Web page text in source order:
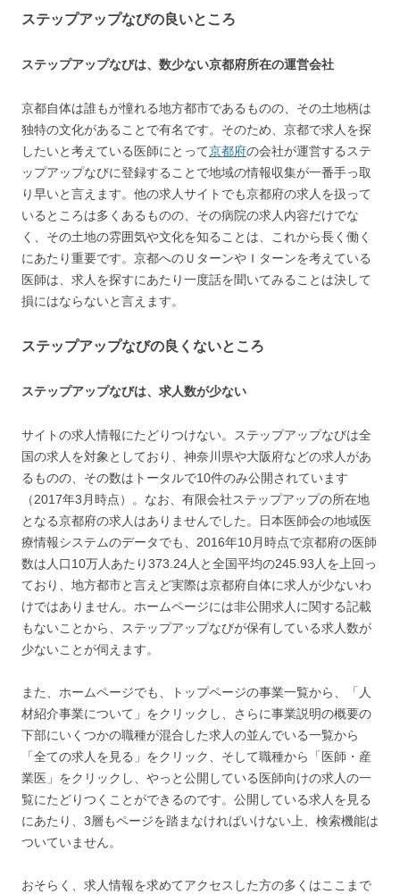
ステップアップなびの良いところ
ステップアップなびは、数少ない京都府所在の運営会社
京都自体は誰もが憧れる地方都市であるものの、その土地柄は
独特の文化があることで有名です。そのため、京都で求人を探
したいと考えている医師にとって京都府の会社が運営するステ
ップアップなびに登録することで地域の情報収集が一番手っ取
り早いと言えます。他の求人サイトでも京都府の求人を扱って
いるところは多くあるものの、その病院の求人内容だけでな
く、その土地の雰囲気や文化を知ることは、これから長く働く
にあたり重要です。京都へのＵターンやＩターンを考えている
医師は、求人を探すにあたり一度話を聞いてみることは決して
損にはならないと言えます。
ステップアップなびの良くないところ
ステップアップなびは、求人数が少ない
サイトの求人情報にたどりつけない。ステップアップなびは全
国の求人を対象としており、神奈川県や大阪府などの求人があ
るものの、その数はトータルで10件のみ公開されています
（2017年3月時点）。なお、有限会社ステップアップの所在地
となる京都府の求人はありませんでした。日本医師会の地域医
療情報システムのデータでも、2016年10月時点で京都府の医師
数は人口10万人あたり373.24人と全国平均の245.93人を上回っ
ており、地方都市と言えど実際は京都府自体に求人が少ないわ
けではありません。ホームページには非公開求人に関する記載
もないことから、ステップアップなびが保有している求人数が
少ないことが伺えます。
また、ホームページでも、トップページの事業一覧から、「人
材紹介事業について」をクリックし、さらに事業説明の概要の
下部にいくつかの職種が混合した求人の並んでいる一覧から
「全ての求人を見る」をクリック、そして職種から「医師・産
業医」をクリックし、やっと公開している医師向けの求人の一
覧にたどりつくことができるのです。公開している求人を見る
にあたり、3層もページを踏まなければいけない上、検索機能は
ついていません。
おそらく、求人情報を求めてアクセスした方の多くはここまで